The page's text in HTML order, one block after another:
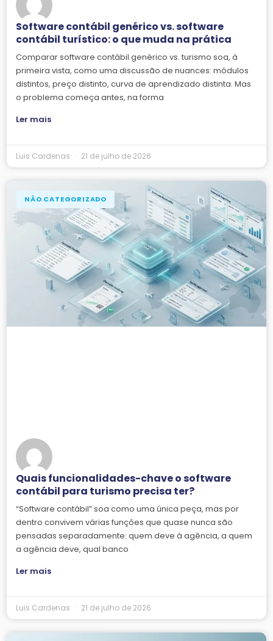
Software contábil genérico vs. software
contábil turístico: o que muda na prática
Comparar software contábil genérico vs. turismo soa, à
primeira vista, como uma discussão de nuances: módulos
distintos, preço distinto, curva de aprendizado distinta. Mas
o problema começa antes, na forma
Ler mais
Luis Cardenas 21 de julho de 2026
NÃO CATEGORIZADO
Quais funcionalidades-chave o software
contábil para turismo precisa ter?
“Software contábil” soa como uma única peça, mas por
dentro convivem várias funções que quase nunca são
pensadas separadamente: quem deve à agência, a quem
a agência deve, qual banco
Ler mais
Luis Cardenas 21 de julho de 2026